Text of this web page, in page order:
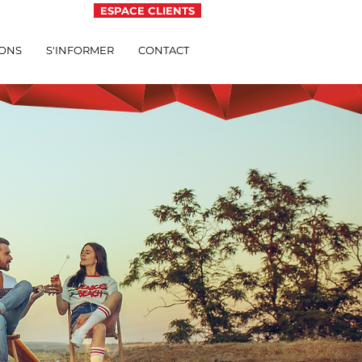
ESPACE CLIENTS
S'INFORMER CONTACT